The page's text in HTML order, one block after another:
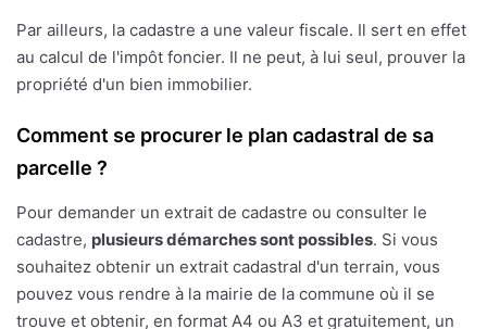
Par ailleurs, la cadastre a une valeur fiscale. Il sert en effet
au calcul de l'impôt foncier. Il ne peut, à lui seul, prouver la
propriété d'un bien immobilier.
Comment se procurer le plan cadastral de sa
parcelle ?
Pour demander un extrait de cadastre ou consulter le
cadastre, plusieurs démarches sont possibles. Si vous
souhaitez obtenir un extrait cadastral d'un terrain, vous
pouvez vous rendre à la mairie de la commune où il se
trouve et obtenir, en format A4 ou A3 et gratuitement, un